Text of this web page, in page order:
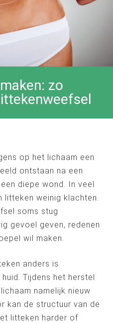
zo
op het lichaam een
ontstaan na een
diepe wond. In veel
litteken weinig klachten.
soms stug
gevoel geven, redenen
wil maken.
anders is
Tijdens het herstel
namelijk nieuw
kan de structuur van de
litteken harder of